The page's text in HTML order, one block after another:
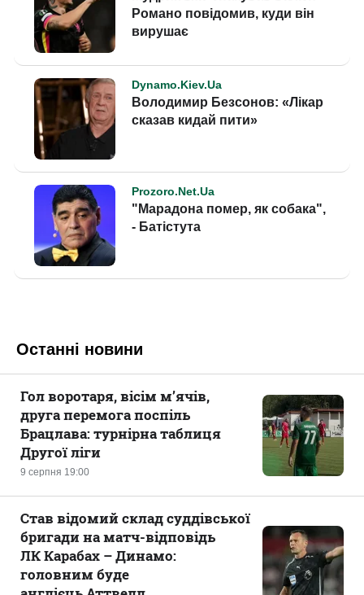
Останні новини
9 серпня 19:00
Гол воротаря, вісім м’ячів,
друга перемога поспіль
Брацлава: турнірна таблиця
Другої ліги
Став відомий склад суддівської
бригади на матч-відповідь
ЛК Карабах – Динамо:
головним буде